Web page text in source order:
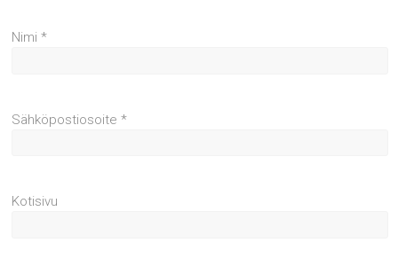
Nimi*
Sähköpostiosoite*
Kotisivu